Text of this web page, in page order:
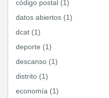
código postal (1)
datos abiertos (1)
dcat (1)
deporte (1)
descanso (1)
distrito (1)
economía (1)